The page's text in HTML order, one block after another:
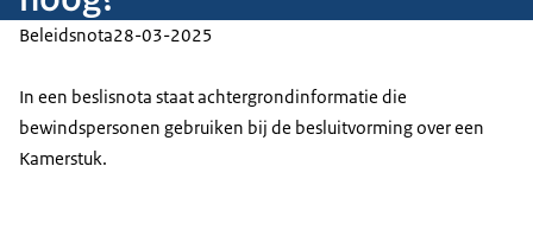
Beleidsnota28-03-2025
In een beslisnota staat achtergrondinformatie die
bewindspersonen gebruiken bij de besluitvorming over een
Kamerstuk.